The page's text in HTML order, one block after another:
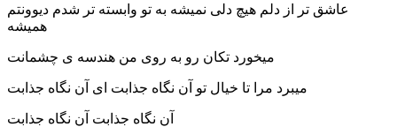
عاشق تر از دلم هیچ دلی نمیشه به تو وابسته تر شدم دیوونتم
همیشه
میخورد تکان رو به روی من هندسه ی چشمانت
میبرد مرا تا خیال تو آن نگاه جذابت ای آن نگاه جذابت
آن نگاه جذابت آن نگاه جذابت